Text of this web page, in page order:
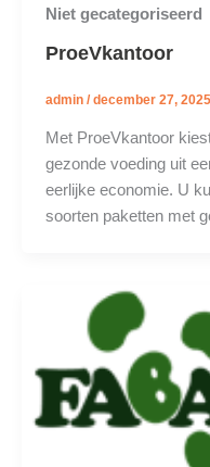
Niet gecategoriseerd
ProeVkantoor
admin /december 27, 2025
Met ProeVkantoor
gezonde voeding uit
eerlijke economie. U
soorten paketten met